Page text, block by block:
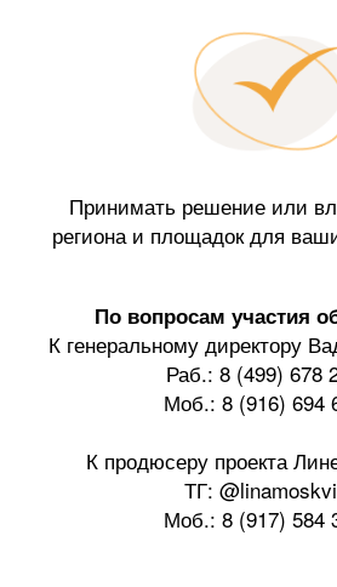
Принимать решение или
региона и площадок для
По вопросам участия
К генеральному директору
Раб.: 8 (499) 678
Моб.: 8 (916) 694
К продюсеру проекта
ТГ:
Моб.: 8 (917) 584